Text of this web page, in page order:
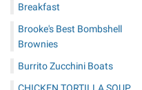
Breakfast
Brooke's Best Bombshell
Brownies
Burrito Zucchini Boats